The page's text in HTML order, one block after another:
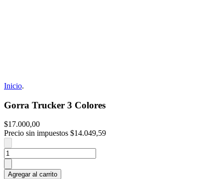
Inicio.
Gorra Trucker 3 Colores
$17.000,00
Precio sin impuestos $14.049,59
Agregar al carrito